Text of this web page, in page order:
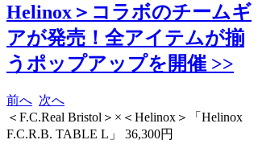
Helinox＞コラボのチームギ
アが発売！全アイテムが揃
うポップアップを開催 >>
前へ 次へ
＜F.C.Real Bristol＞×＜Helinox＞「Helinox
F.C.R.B. TABLE L」 36,300円